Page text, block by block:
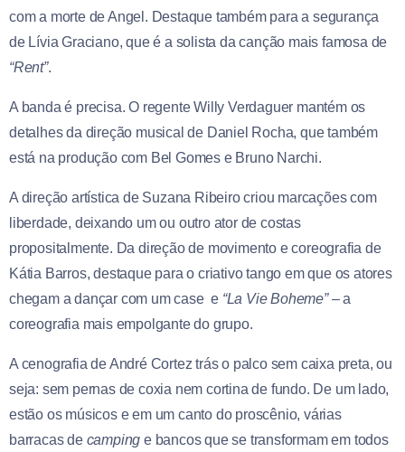
com a morte de Angel. Destaque também para a segurança
de Lívia Graciano, que é a solista da canção mais famosa de
“Rent”.
A banda é precisa. O regente Willy Verdaguer mantém os
detalhes da direção musical de Daniel Rocha, que também
está na produção com Bel Gomes e Bruno Narchi.
A direção artística de Suzana Ribeiro criou marcações com
liberdade, deixando um ou outro ator de costas
propositalmente. Da direção de movimento e coreografia de
Kátia Barros, destaque para o criativo tango em que os atores
chegam a dançar com um case e “La Vie Boheme”– a
coreografia mais empolgante do grupo.
A cenografia de André Cortez trás o palco sem caixa preta, ou
seja: sem pernas de coxia nem cortina de fundo. De um lado,
estão os músicos e em um canto do proscênio, várias
barracas de camping e bancos que se transformam em todos